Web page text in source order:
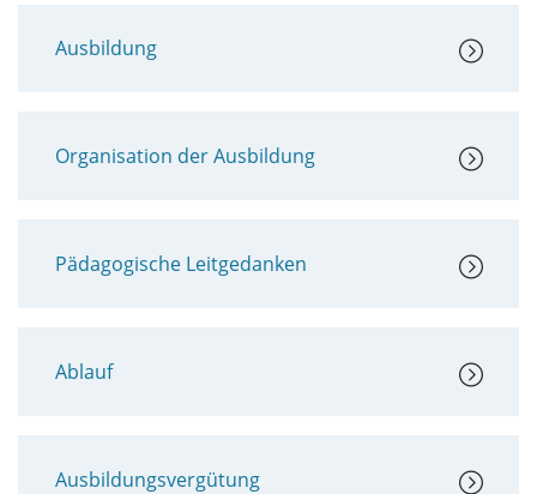
Ausbildung
Organisation der Ausbildung
Pädagogische Leitgedanken
Ablauf
Ausbildungsvergütung